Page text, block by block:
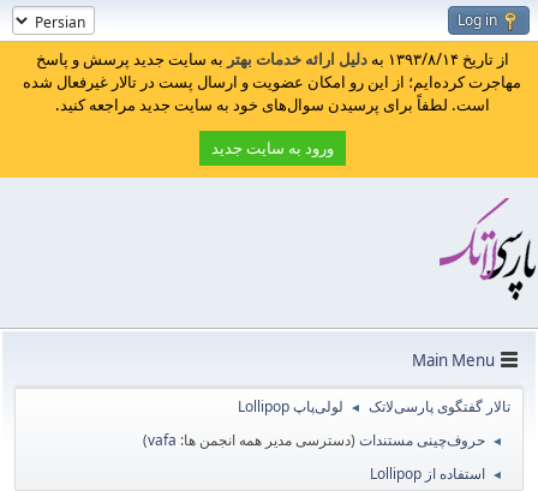
Log in
از تاریخ ۱۳۹۳/۸/۱۴ به دلیل ارائه خدمات بهتر به سایت جدید پرسش و پاسخ
مهاجرت کرده‌ایم؛ از این رو امکان عضویت و ارسال پست در تالار غیرفعال شده
است. لطفاً برای پرسیدن سوال‌های خود به سایت جدید مراجعه کنید.
ورود به سایت جدید
Main Menu
تالار گفتگوی پارسی‌لاتک ◄ لولی‌پاپ Lollipop
◄ حروف‌چینی مستندات (دسترسی مدیر همه انجمن ها: vafa
)
◄ استفاده از Lollipop